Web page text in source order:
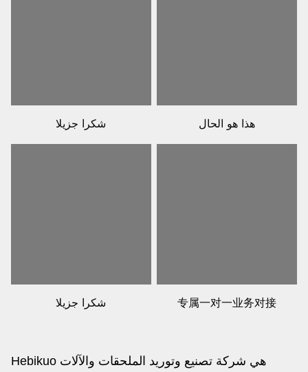
شكرا جزيلا هذا هو الحال
شكرا جزيلا 专属一对一业务对接
Hebikuo هي شركة تصنيع وتوريد الملحقات والآلات